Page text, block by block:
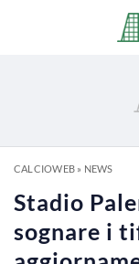
CALCIOWEB» NEWS
Stadio
sognare i